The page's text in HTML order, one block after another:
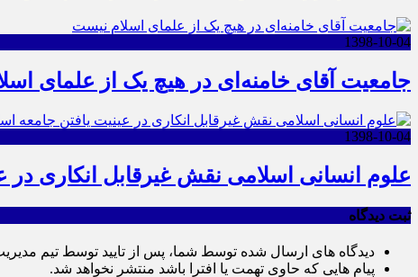
1398-10-04
جامعیت آقای خامنه‌ای در هیچ یک از علمای
1398-10-04
علوم انسانی اسلامی نقش غیرقابل انکاری در
ثبت دیدگاه
دیدگاه های ارسال شده توسط شما، پس از تایید توسط تیم
پیام هایی که حاوی تهمت یا افترا باشد منتشر نخواهد شد.